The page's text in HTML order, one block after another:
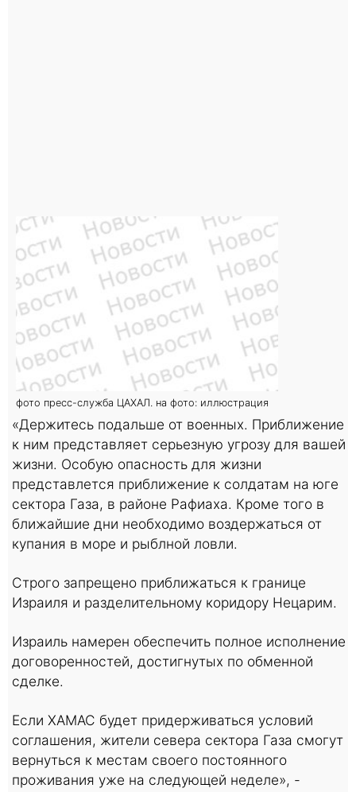
фото пресс-служба ЦАХАЛ. на фото: иллюстрация
«Держитесь подальше от военных. Приближение
к ним представляет серьезную угрозу для вашей
жизни. Особую опасность для жизни
представлется приближение к солдатам на юге
сектора Газа, в районе Рафиаха. Кроме того в
ближайшие дни необходимо воздержаться от
купания в море и рыблной ловли.
Строго запрещено приближаться к границе
Израиля и разделительному коридору Нецарим.
Израиль намерен обеспечить полное исполнение
договоренностей, достигнутых по обменной
сделке.
Если ХАМАС будет придерживаться условий
соглашения, жители севера сектора Газа смогут
вернуться к местам своего постоянного
проживания уже на следующей неделе», -